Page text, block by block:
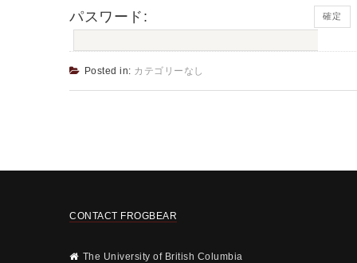
パスワード:
Posted in: カテゴリーなし
CONTACT FROGBEAR
The University of British Columbia